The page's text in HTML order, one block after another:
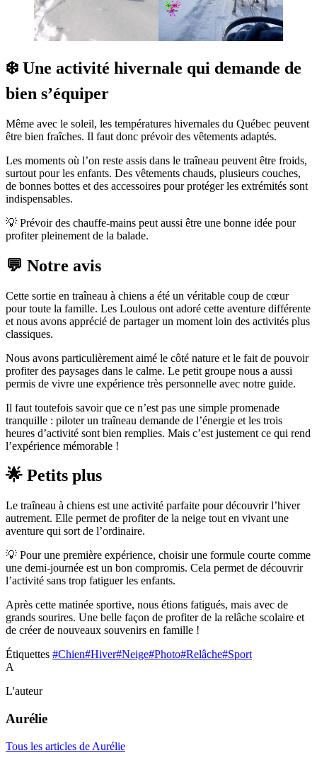
❄️ Une activité hivernale qui demande de
bien s’équiper
Même avec le soleil, les températures hivernales du Québec peuvent
être bien fraîches. Il faut donc prévoir des vêtements adaptés.
Les moments où l’on reste assis dans le traîneau peuvent être froids,
surtout pour les enfants. Des vêtements chauds, plusieurs couches,
de bonnes bottes et des accessoires pour protéger les extrémités sont
indispensables.
💡 Prévoir des chauffe-mains peut aussi être une bonne idée pour
profiter pleinement de la balade.
💬 Notre avis
Cette sortie en traîneau à chiens a été un véritable coup de cœur
pour toute la famille. Les Loulous ont adoré cette aventure différente
et nous avons apprécié de partager un moment loin des activités plus
classiques.
Nous avons particulièrement aimé le côté nature et le fait de pouvoir
profiter des paysages dans le calme. Le petit groupe nous a aussi
permis de vivre une expérience très personnelle avec notre guide.
Il faut toutefois savoir que ce n’est pas une simple promenade
tranquille : piloter un traîneau demande de l’énergie et les trois
heures d’activité sont bien remplies. Mais c’est justement ce qui rend
l’expérience mémorable !
🌟 Petits plus
Le traîneau à chiens est une activité parfaite pour découvrir l’hiver
autrement. Elle permet de profiter de la neige tout en vivant une
aventure qui sort de l’ordinaire.
💡 Pour une première expérience, choisir une formule courte comme
une demi-journée est un bon compromis. Cela permet de découvrir
l’activité sans trop fatiguer les enfants.
Après cette matinée sportive, nous étions fatigués, mais avec de
grands sourires. Une belle façon de profiter de la relâche scolaire et
de créer de nouveaux souvenirs en famille !
Étiquettes #Chien#Hiver#Neige#Photo#Relâche#Sport
A
L'auteur
Aurélie
Tous les articles de Aurélie